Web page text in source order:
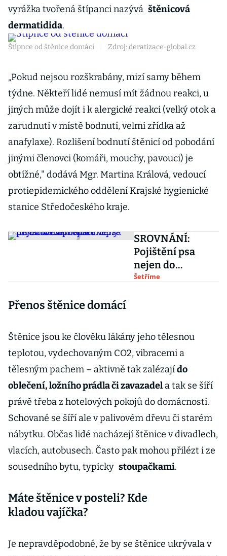
vyrážka tvořená štípanci nazývá štěnicová
dermatidida.
Štípnce od štěnice domácí Zdroj: deratizace-global.cz
„Pokud nejsou rozškrabány, mizí samy během
týdne. Někteří lidé nemusí mít žádnou reakci, u
jiných může dojít i k alergické reakci (velký otok a
zarudnutí v místě bodnutí, velmi zřídka až
anafylaxe). Rozlišení bodnutí štěnicí od pobodání
jinými členovci (komáři, mouchy, pavouci) je
obtížné," dodává Mgr. Martina Králová, vedoucí
protiepidemického oddělení Krajské hygienické
stanice Středočeského kraje.
SROVNÁNÍ:
Pojištění psa
nejen do
zahraničí. Ceny
Šetříme
Přenos štěnice domácí
Štěnice jsou ke člověku lákány jeho tělesnou
teplotou, vydechovaným CO2, vibracemi a
tělesným pachem – aktivně tak zalézajído
oblečení, ložního prádla či zavazadela tak se šíří
právě třeba z hotelových pokojů do domácností.
Schované se šíří ale v palivovém dřevu či starém
nábytku. Občas lidé nacházejí štěnice v divadlech,
vlacích, autobusech. Často pak mohou přilézt i ze
sousedního bytu, typicky stoupačkami.
Máte štěnice v posteli? Kde
kladou vajíčka?
Je nepravděpodobné, že by se štěnice ukrývala v